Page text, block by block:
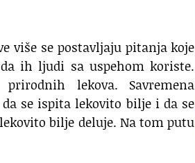
više se postavljaju pitanja koje
ih ljudi sa uspehom koriste.
lekova. Savremena
se ispita lekovito bilje i da se
bilje deluje. Na tom putu